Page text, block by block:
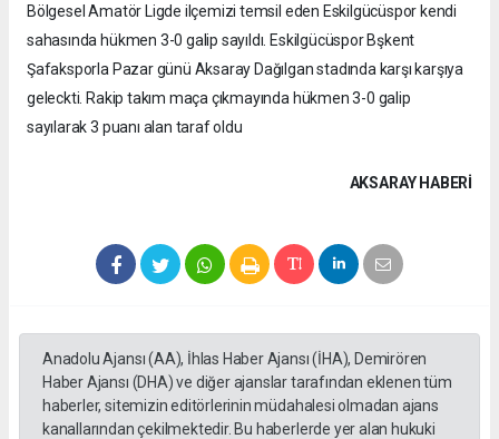
Bölgesel Amatör Ligde ilçemizi temsil eden Eskilgücüspor kendi
sahasında hükmen 3-0 galip sayıldı. Eskilgücüspor Bşkent
Şafaksporla Pazar günü Aksaray Dağılgan stadında karşı karşıya
geleckti. Rakip takım maça çıkmayında hükmen 3-0 galip
sayılarak 3 puanı alan taraf oldu
AKSARAY HABERİ
Anadolu Ajansı (AA), İhlas Haber Ajansı (İHA), Demirören
Haber Ajansı (DHA) ve diğer ajanslar tarafından eklenen tüm
haberler, sitemizin editörlerinin müdahalesi olmadan ajans
kanallarından çekilmektedir. Bu haberlerde yer alan hukuki